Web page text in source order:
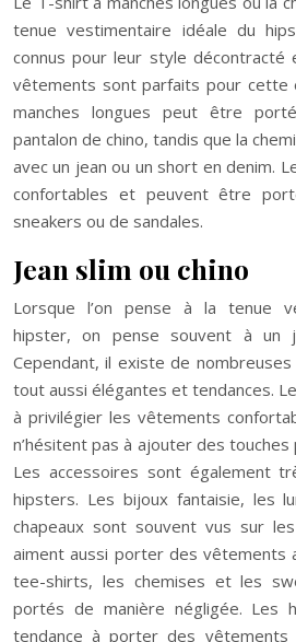
tenue vestimentaire idéale du
connus pour leur style
vêtements sont parfaits pour cette
manches longues peut être
pantalon de chino, tandis que la
avec un jean ou un short en denim.
confortables et peuvent être
sneakers ou de sandales.
Jean slim ou chino
Lorsque l’on pense à la tenue
hipster, on pense souvent à un
Cependant, il existe de
tout aussi élégantes et tendances.
à privilégier les vêtements
n’hésitent pas à ajouter des
Les accessoires sont également
hipsters. Les bijoux fantaisie, les
chapeaux sont souvent vus sur
aiment aussi porter des vêtements
tee-shirts, les chemises et les
portés de manière négligée. Les
tendance à porter des vêtements